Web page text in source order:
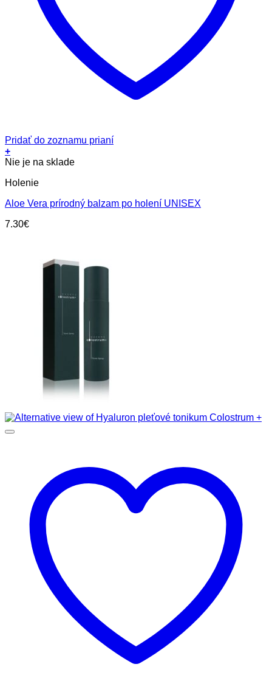
Pridať do zoznamu prianí
+
Nie je na sklade
Holenie
Aloe Vera prírodný balzam po holení UNISEX
7.30€